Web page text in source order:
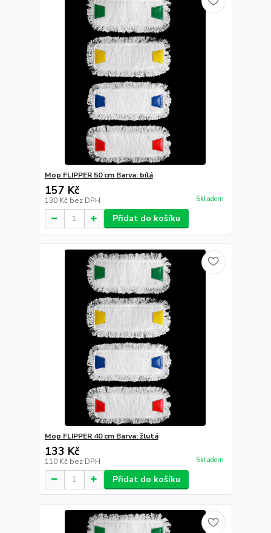
Mop FLIPPER 50 cm Barva: bílá
157 Kč
130 Kč bez DPH Skladem
Přidat do košíku
Mop FLIPPER 40 cm Barva: žlutá
133 Kč
110 Kč bez DPH Skladem
Přidat do košíku